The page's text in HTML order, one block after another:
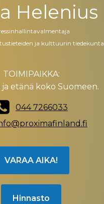
Helenius
ja kulttuurin tiedekunta
TOIMIPAIKKA:
etänä koko Suomeen.
044 7266033
VARAA AIKA!
Hinnasto